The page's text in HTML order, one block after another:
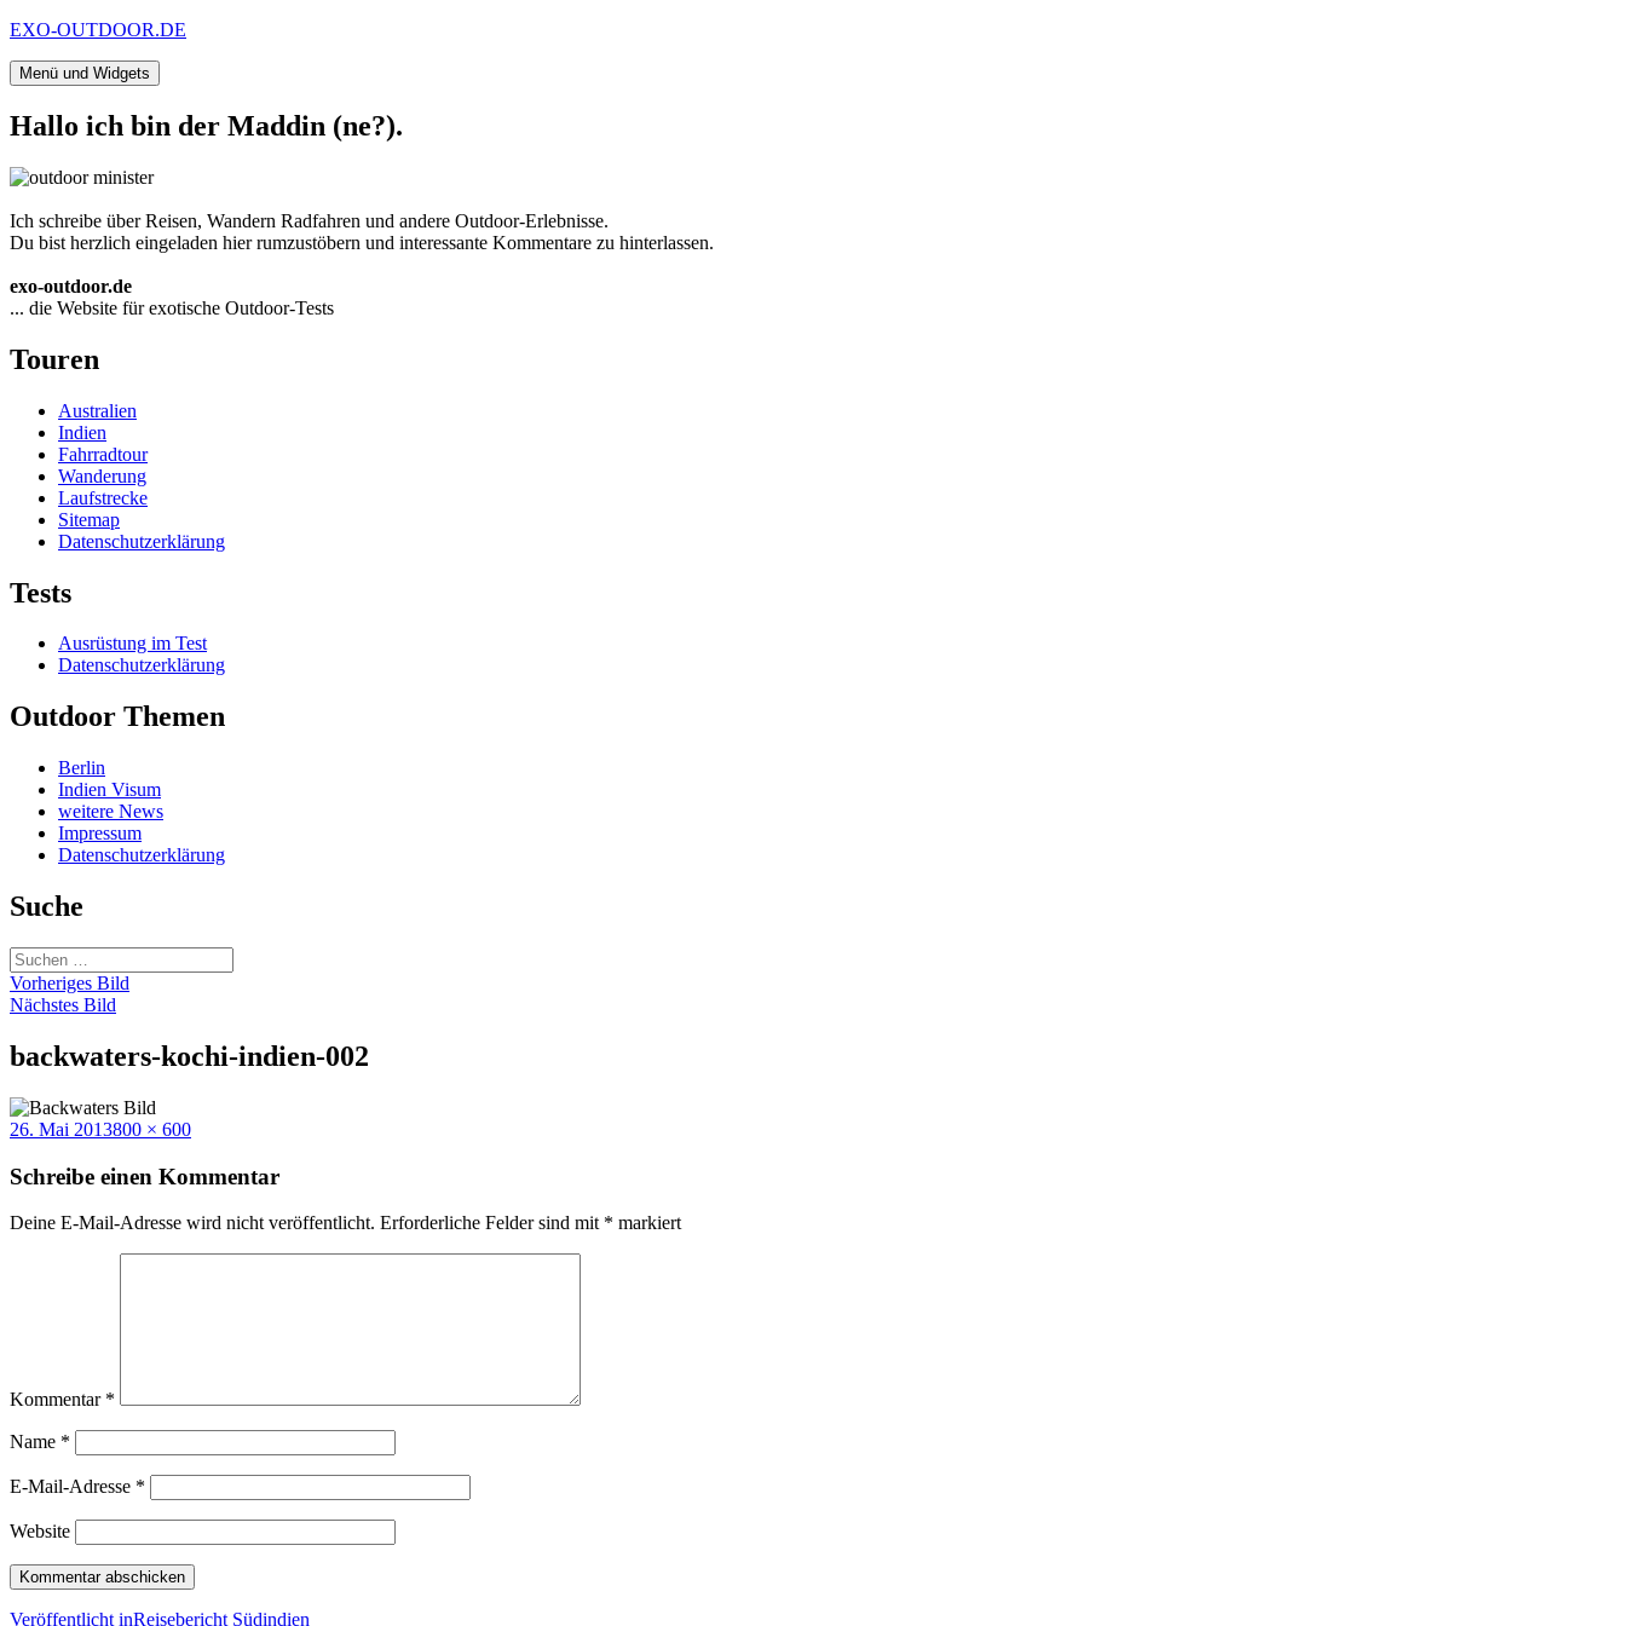
Zum
springen
EXO-OUTDOOR.DE
Menü und Widgets
Hallo ich bin der Maddin (ne?).
Ich schreibe über Reisen, Wandern Radfahren und andere Outdoor-Erlebnisse.
Du bist herzlich eingeladen hier rumzustöbern und interessante Kommentare zu hinterlassen.
exo-outdoor.de
... die Website für exotische Outdoor-Tests
Touren
Australien
Indien
Fahrradtour
Wanderung
Laufstrecke
Sitemap
Datenschutzerklärung
Tests
Ausrüstung im Test
Datenschutzerklärung
Outdoor Themen
Berlin
Indien Visum
weitere News
Impressum
Datenschutzerklärung
Suche
Suchen
nach:
Vorheriges Bild
Nächstes Bild
backwaters-kochi-indien-002
Veröffentlicht
26. Mai 2013Volle
800 × 600
Schreibe einen Kommentar
Deine E-Mail-Adresse wird nicht veröffentlicht. Erforderliche Felder sind mit * markiert
Kommentar *
Name *
E-Mail-Adresse *
Website
Veröffentlicht inReisebericht Südindien